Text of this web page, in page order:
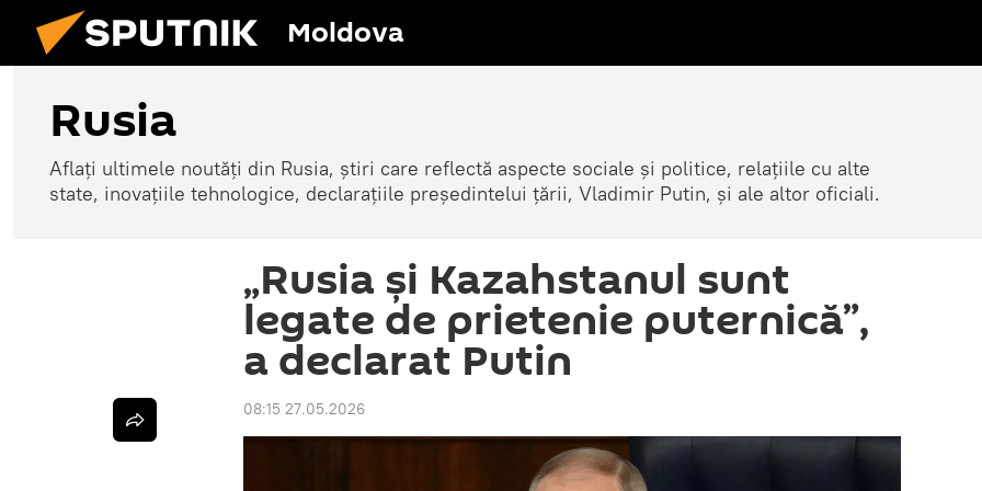
Moldova
Rusia
Aflați ultimele noutăți din Rusia, știri care reflectă aspecte sociale și politice, relațiile cu alte
state, inovațiile tehnologice, declarațiile președintelui țării, Vladimir Putin, și ale altor oficiali.
„Rusia și Kazahstanul sunt
legate de prietenie puternică”,
a declarat Putin
08:15 27.05.2026